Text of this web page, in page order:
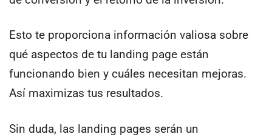
Esto te proporciona información valiosa sobre
qué aspectos de tu landing page están
funcionando bien y cuáles necesitan mejoras.
Así maximizas tus resultados.
Sin duda, las landing pages serán un